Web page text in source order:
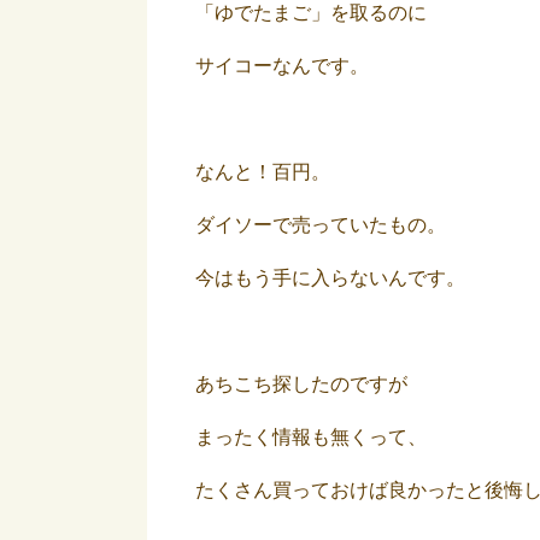
「ゆでたまご」を取るのに
サイコーなんです。
なんと！百円。
ダイソーで売っていたもの。
今はもう手に入らないんです。
あちこち探したのですが
まったく情報も無くって、
たくさん買っておけば良かったと後悔し